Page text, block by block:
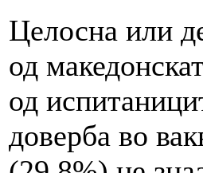
Целосна или
од
од
доверба во